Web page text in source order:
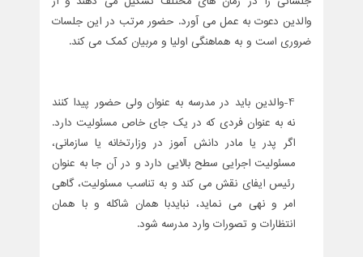
والدین دعوت به عمل می آورد. حضور مرتب در این جلسات
ضروری است و به هماهنگی اولیا و مربیان کمک می کند.
4-والدین باید در مدرسه به عنوان ولی حضور پیدا کنند
نه به عنوان فردی که در یک جای خاص مسئولیت دارد.
اگر پدر یا مادر دانش آموز در وزارتخانه یا سازمانی،
مسئولیت اجرایی سطح بالایی دارد و در آن جا به عنوان
رئیس ایفای نقش می کند و به تناسب مسئولیت، گاهی
امر و نهی می نماید، نبایدبا همان شاکله و با همان
انتظارات و تصورات وارد مدرسه شود.